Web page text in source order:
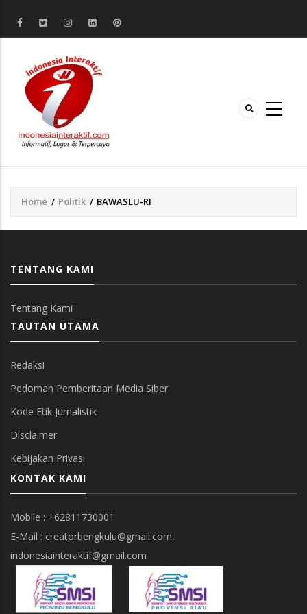
Breadcrumb
Home / Politik / BAWASLU-RI
TENTANG KAMI
Tentang Kami
TAUTAN UTAMA
Redaksi
Pedoman Pemberitaan Media Siber
Kode Etik Jurnalistik
Disclaimer
Kebijakan Privasi
KONTAK KAMI
Mobile : +62811730001
E-Mail : creatorbengkulu@gmail.com,
indonesiainteraktif@gmail.com